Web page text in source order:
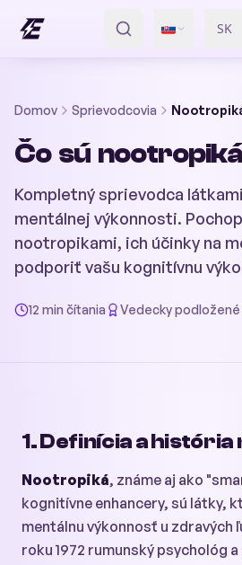
SK
Domov Sprievodcovia
Čo sú
Kompletný sprievodca
mentálnej výkonnosti.
nootropikami, ich účinky na
podporiť vašu kognitívnu
12 min čítania Vedecky podložené
1. Definícia a
Nootropiká, známe aj ako
kognitívne enhancery, sú látky,
mentálnu výkonnosť u zdravých
roku 1972 rumunský psychológ